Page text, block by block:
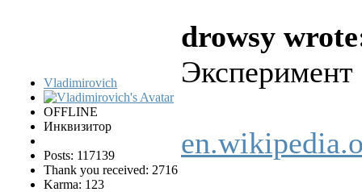
Vladimirovich
OFFLINE
Инквизитор
Posts: 117139
Thank you received: 2716
Karma: 123
drowsy